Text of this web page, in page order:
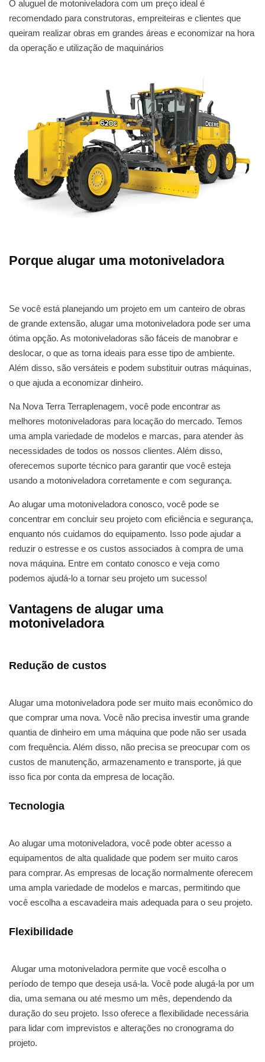
O aluguel de motoniveladora com um preço ideal é
recomendado para construtoras, empreiteiras e clientes que
queiram realizar obras em grandes áreas e economizar na hora
da operação e utilização de maquinários
Porque alugar uma motoniveladora
Se você está planejando um projeto em um canteiro de obras
de grande extensão, alugar uma motoniveladora pode ser uma
ótima opção. As motoniveladoras são fáceis de manobrar e
deslocar, o que as torna ideais para esse tipo de ambiente.
Além disso, são versáteis e podem substituir outras máquinas,
o que ajuda a economizar dinheiro.
Na Nova Terra Terraplenagem, você pode encontrar as
melhores motoniveladoras para locação do mercado. Temos
uma ampla variedade de modelos e marcas, para atender às
necessidades de todos os nossos clientes. Além disso,
oferecemos suporte técnico para garantir que você esteja
usando a motoniveladora corretamente e com segurança.
Ao alugar uma motoniveladora conosco, você pode se
concentrar em concluir seu projeto com eficiência e segurança,
enquanto nós cuidamos do equipamento. Isso pode ajudar a
reduzir o estresse e os custos associados à compra de uma
nova máquina. Entre em contato conosco e veja como
podemos ajudá-lo a tornar seu projeto um sucesso!
Vantagens de alugar uma
motoniveladora
Redução de custos
Alugar uma motoniveladora pode ser muito mais econômico do
que comprar uma nova. Você não precisa investir uma grande
quantia de dinheiro em uma máquina que pode não ser usada
com frequência. Além disso, não precisa se preocupar com os
custos de manutenção, armazenamento e transporte, já que
isso fica por conta da empresa de locação.
Tecnologia
Ao alugar uma motoniveladora, você pode obter acesso a
equipamentos de alta qualidade que podem ser muito caros
para comprar. As empresas de locação normalmente oferecem
uma ampla variedade de modelos e marcas, permitindo que
você escolha a escavadeira mais adequada para o seu projeto.
Flexibilidade
Alugar uma motoniveladora permite que você escolha o
período de tempo que deseja usá-la. Você pode alugá-la por um
dia, uma semana ou até mesmo um mês, dependendo da
duração do seu projeto. Isso oferece a flexibilidade necessária
para lidar com imprevistos e alterações no cronograma do
projeto.